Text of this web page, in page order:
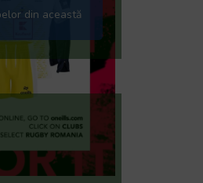
din această